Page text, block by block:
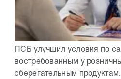
ПСБ улучшил условия по
востребованным у
сберегательным